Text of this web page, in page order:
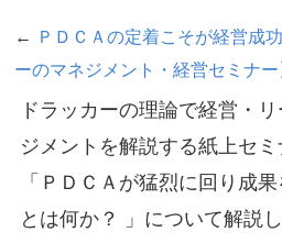
←
ＰＤＣＡの定着こそが経営成
ーのマネジメント・経営セミナー
ドラッカーの理論で経営・
ジメントを解説する紙上セミ
「ＰＤＣＡが猛烈に回り成
とは何か？ 」について解説し